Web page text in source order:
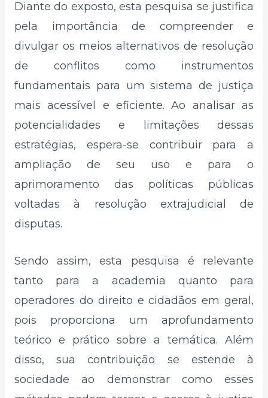
Diante do exposto, esta pesquisa se justifica
pela importância de compreender e
divulgar os meios alternativos de resolução
de conflitos como instrumentos
fundamentais para um sistema de justiça
mais acessível e eficiente. Ao analisar as
potencialidades e limitações dessas
estratégias, espera-se contribuir para a
ampliação de seu uso e para o
aprimoramento das políticas públicas
voltadas à resolução extrajudicial de
disputas.
Sendo assim, esta pesquisa é relevante
tanto para a academia quanto para
operadores do direito e cidadãos em geral,
pois proporciona um aprofundamento
teórico e prático sobre a temática. Além
disso, sua contribuição se estende à
sociedade ao demonstrar como esses